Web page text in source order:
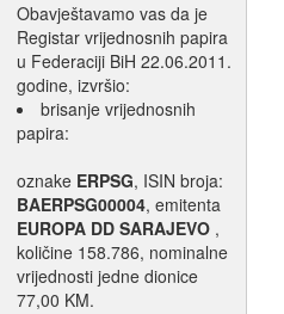
Obavještavamo vas da je
Registar vrijednosnih papira
u Federaciji BiH 22.06.2011.
godine, izvršio:
brisanje vrijednosnih
papira:
oznake ERPSG, ISIN broja:
BAERPSG00004, emitenta
EUROPA DD SARAJEVO ,
količine 158.786, nominalne
vrijednosti jedne dionice
77,00 KM.